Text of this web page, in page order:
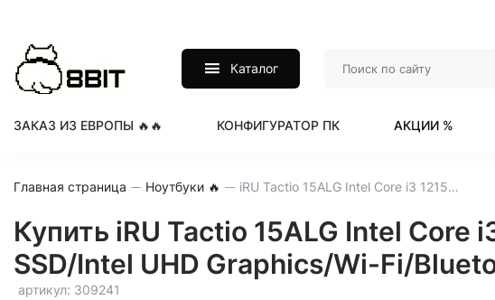
Каталог
ЗАКАЗ ИЗ ЕВРОПЫ 🔥🔥 КОНФИГУРАТОР ПК АКЦИИ %
Главная страница Ноутбуки 🔥 iRU Tactio 15ALG Intel Core i3 1215U 1200MHz/15.6"/1920x1080/8GB/256GB SSD/Intel UHD Graphics/Wi-Fi/Bluetooth/Windows 11 Pro (2019263) Black
Купить iRU Tactio 15ALG Intel
SSD/Intel UHD Graphics/Wi-Fi/
артикул: 309241